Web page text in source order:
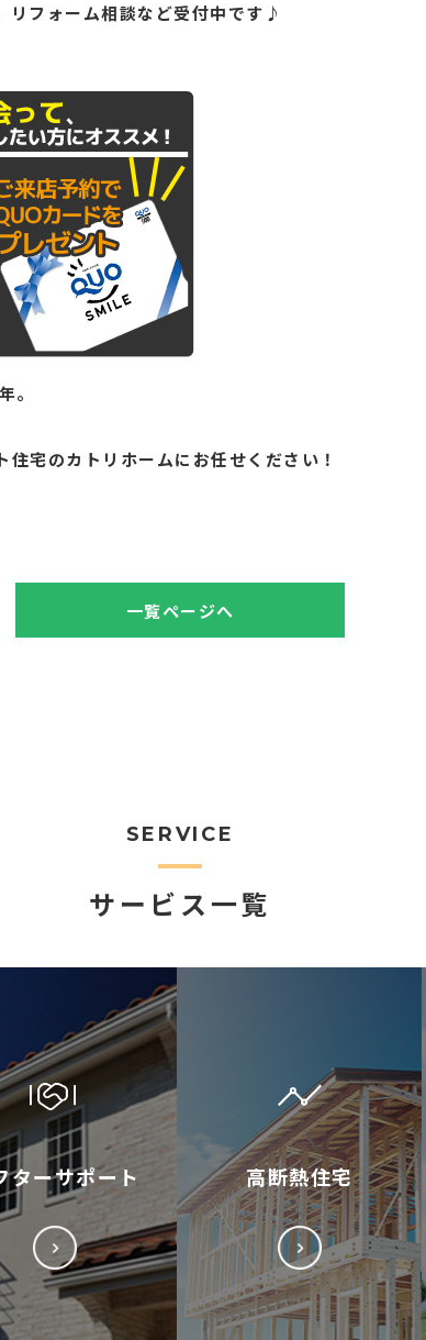
リフォーム相談など受付中です♪
。
宅のカトリホームにお任せください！
一覧ページへ
SERVICE
サービス一覧
ターサポート 高断熱住宅